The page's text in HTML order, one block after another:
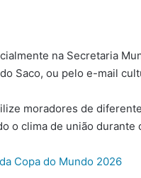
na Secretaria
Saco, ou pelo e-mail
moradores de
o clima de união durante
Copa do Mundo 2026